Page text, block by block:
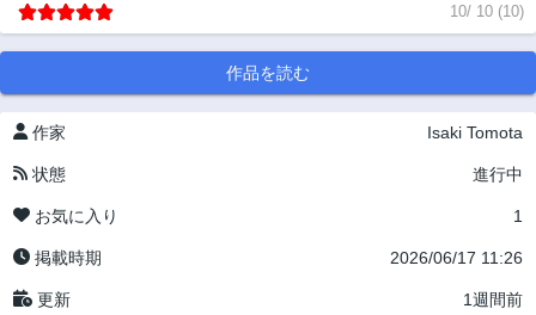
10/ 10 (10)
作品を読む
作家 Isaki Tomota
状態 進行中
お気に入り 1
掲載時期 2026/06/17 11:26
更新 1週間前